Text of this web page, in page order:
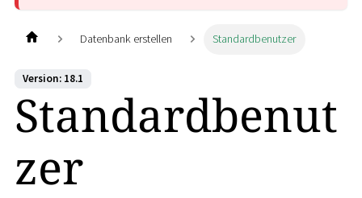
Datenbank erstellen Standardbenutzer
Version: 18.1
Standardbenut
zer